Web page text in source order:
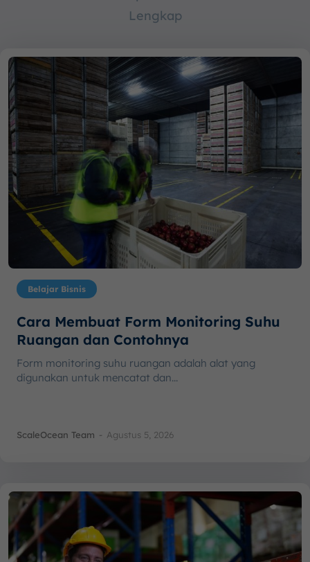
Lengkap
Belajar Bisnis
Cara Membuat Form Monitoring Suhu
Ruangan dan Contohnya
Form monitoring suhu ruangan adalah alat yang
digunakan untuk mencatat dan...
ScaleOcean Team - Agustus 5, 2026